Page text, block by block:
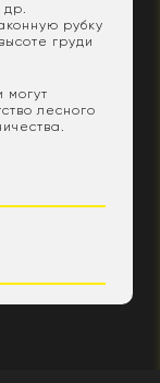
рубку
груди
могут
лесного